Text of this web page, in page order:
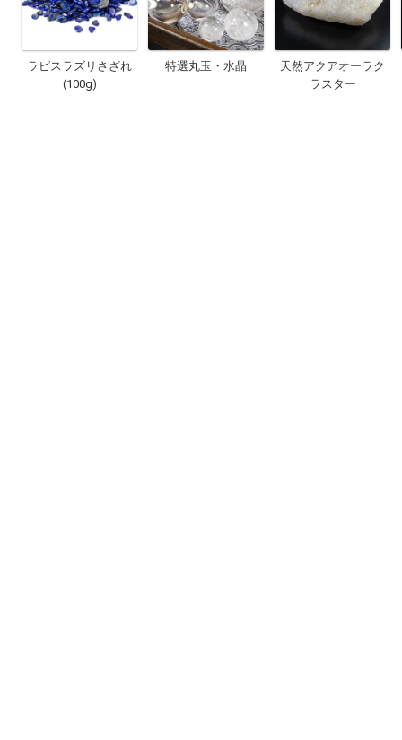
ラピスラズリさざれ
(100g)
特選丸玉・水晶
天然アクアオーラク
ラスター